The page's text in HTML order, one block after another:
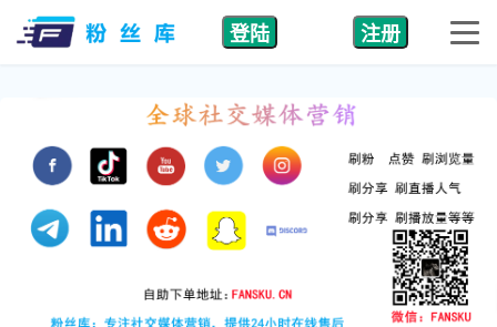
登陆 注册